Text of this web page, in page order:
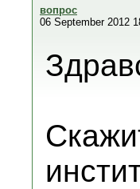
вопрос
06 September 2012